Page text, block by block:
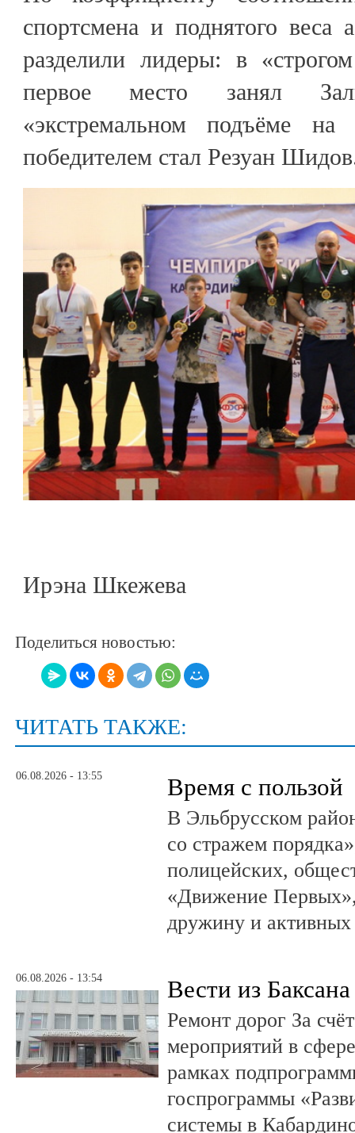
спортсмена и поднятого веса
разделили лидеры: в
первое место занял
«экстремальном подъёме
победителем стал Резуан
Ирэна Шкежева
Поделиться новостью:
ЧИТАТЬ ТАКЖЕ:
06.08.2026 - 13:55 Время с пользой
В Эльбрусском
со стражем
полицейских,
«Движение
дружину и
06.08.2026 - 13:54 Вести из Баксана
Ремонт дорог За
мероприятий в
рамках
госпрограммы
системы в